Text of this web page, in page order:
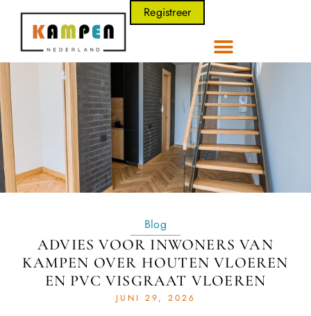
Registreer
Blog
ADVIES VOOR INWONERS VAN
KAMPEN OVER HOUTEN VLOEREN
EN PVC VISGRAAT VLOEREN
JUNI 29, 2026